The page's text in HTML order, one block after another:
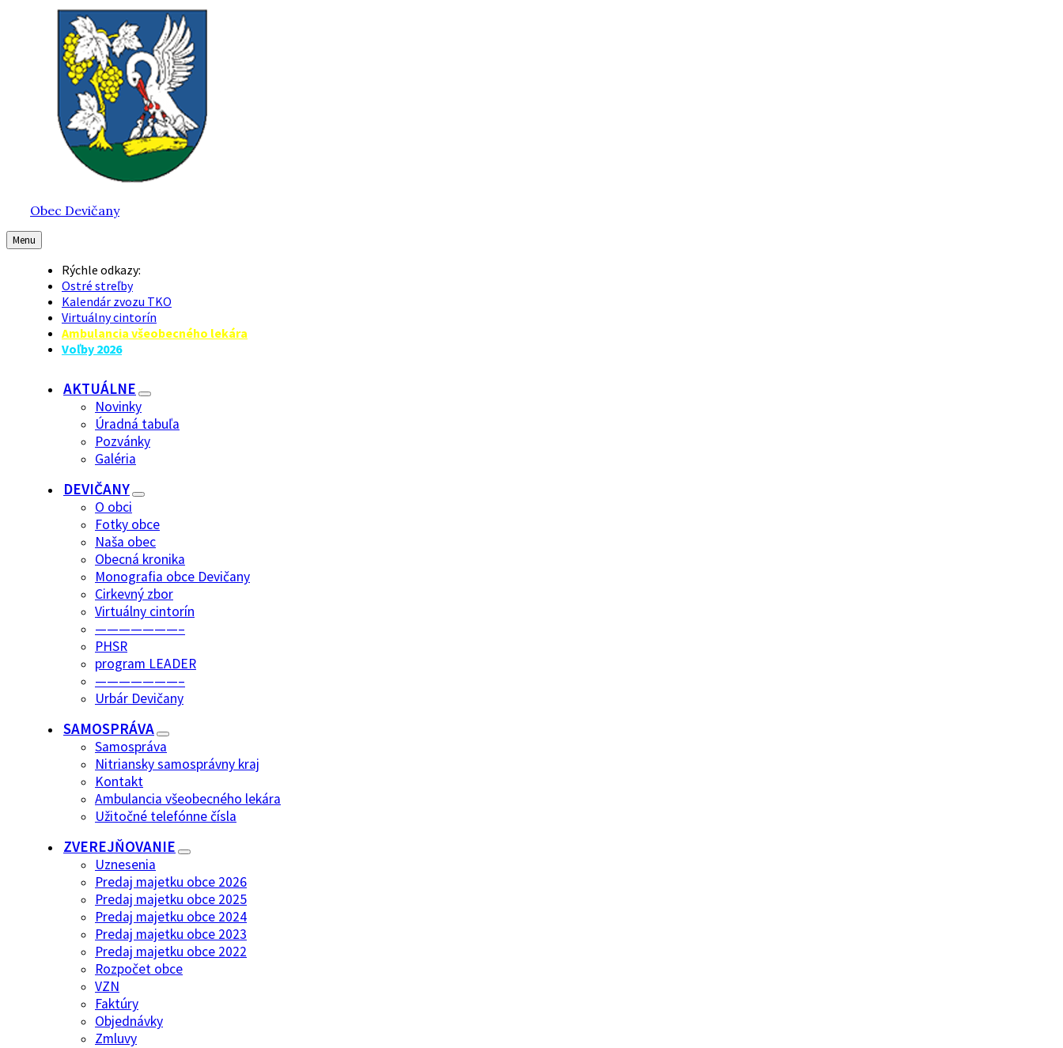
Obec Devičany
Menu
Rýchle odkazy:
Ostré streľby
Kalendár zvozu TKO
Virtuálny cintorín
Ambulancia všeobecného lekára
Voľby 2026
AKTUÁLNE
Novinky
Úradná tabuľa
Pozvánky
Galéria
DEVIČANY
O obci
Fotky obce
Naša obec
Obecná kronika
Monografia obce Devičany
Cirkevný zbor
Virtuálny cintorín
———————–
PHSR
program LEADER
———————–
Urbár Devičany
SAMOSPRÁVA
Samospráva
Nitriansky samosprávny kraj
Kontakt
Ambulancia všeobecného lekára
Užitočné telefónne čísla
ZVEREJŇOVANIE
Uznesenia
Predaj majetku obce 2026
Predaj majetku obce 2025
Predaj majetku obce 2024
Predaj majetku obce 2023
Predaj majetku obce 2022
Rozpočet obce
VZN
Faktúry
Objednávky
Zmluvy